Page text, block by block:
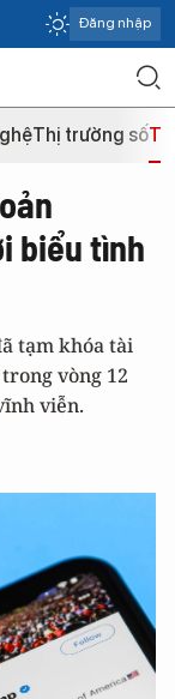
Đăng nhập
Thị trường số
biểu tình
tạm khóa tài
vòng 12
viễn.